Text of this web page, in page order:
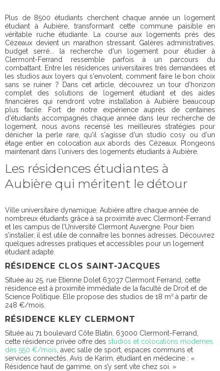
Plus de 8500 étudiants cherchent chaque année un logement
étudiant à Aubière, transformant cette commune paisible en
véritable ruche étudiante. La course aux logements près des
Cézeaux devient un marathon stressant. Galères administratives,
budget serré... la recherche d'un logement pour étudier à
Clermont-Ferrand ressemble parfois à un parcours du
combattant. Entre les résidences universitaires très demandées et
les studios aux loyers qui s'envolent, comment faire le bon choix
sans se ruiner ? Dans cet article, découvrez un tour d'horizon
complet des solutions de logement étudiant et des aides
financières qui rendront votre installation à Aubière beaucoup
plus facile. Fort de notre expérience auprès de centaines
d'étudiants accompagnés chaque année dans leur recherche de
logement, nous avons recensé les meilleures stratégies pour
dénicher la perle rare, qu'il s'agisse d'un studio cosy ou d'un
étage entier en colocation aux abords des Cézeaux. Plongeons
maintenant dans l'univers des logements étudiants à Aubière.
Les résidences étudiantes à
Aubière qui méritent le détour
Ville universitaire dynamique, Aubière attire chaque année de
nombreux étudiants grâce à sa proximité avec Clermont-Ferrand
et les campus de l’Université Clermont Auvergne. Pour bien
s’installer, il est utile de connaître les bonnes adresses. Découvrez
quelques adresses pratiques et accessibles pour un logement
étudiant adapté.
RÉSIDENCE CLOS SAINT-JACQUES
Située au 25, rue Etienne Dolet 63037 Clermont Ferrand, cette
résidence est à proximité immédiate de la faculté de Droit et de
Science Politique. Elle propose des studios de 18 m² à partir de
248 €/mois.
RÉSIDENCE KLEY CLERMONT
Située au 71 boulevard Côte Blatin, 63000 Clermont-Ferrand,
cette résidence privée offre des studios et colocations modernes
dès 550 €/mois , avec salle de sport, espaces communs et
services connectés. Avis de Karim, étudiant en médecine : «
Résidence haut de gamme, on s’y sent vite chez soi. »